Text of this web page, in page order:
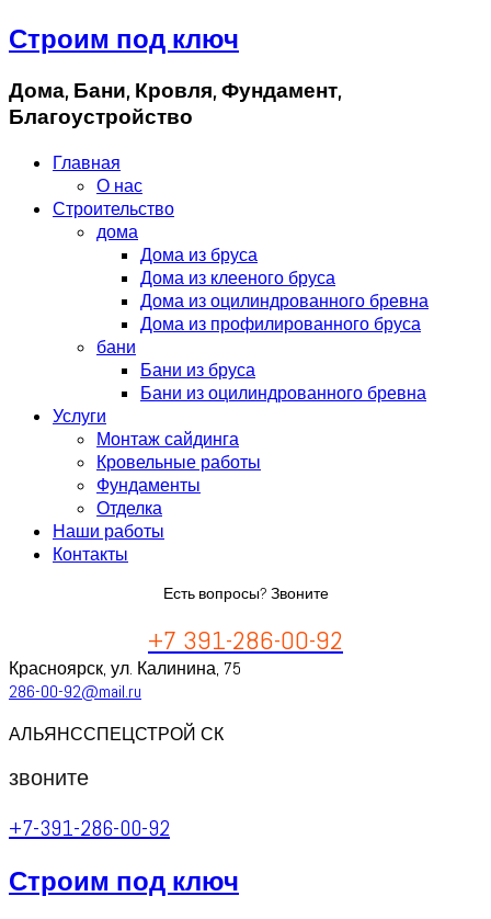
Строим под ключ
Дома, Бани, Кровля, Фундамент,
Благоустройство
Главная
О нас
Строительство
дома
Дома из бруса
Дома из клееного бруса
Дома из оцилиндрованного бревна
Дома из профилированного бруса
бани
Бани из бруса
Бани из оцилиндрованного бревна
Услуги
Монтаж сайдинга
Кровельные работы
Фундаменты
Отделка
Наши работы
Контакты
Есть вопросы? Звоните
+7 391-286-00-92
Красноярск, ул. Калинина, 75
286-00-92@mail.ru
АЛЬЯНССПЕЦСТРОЙ СК
звоните
+7-391-286-00-92
Строим под ключ